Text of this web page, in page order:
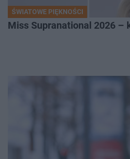
ŚWIATOWE PIĘKNOŚCI
Miss Supranational 2026 –